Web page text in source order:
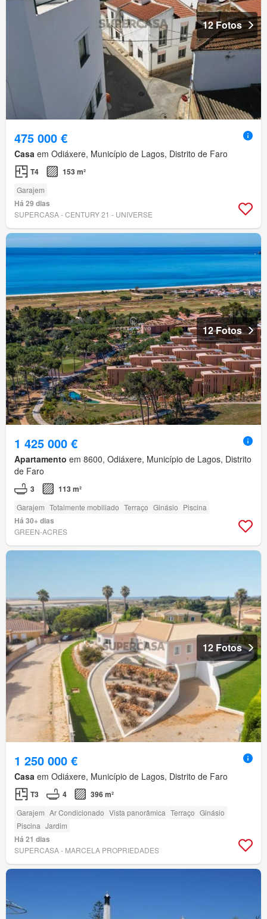
12 Fotos
475 000 €
Casa em Odiáxere, Município de Lagos, Distrito de Faro
T4 153 m²
Garajem
Há 29 dias
SUPERCASA - CENTURY 21 - UNIVERSE
12 Fotos
1 425 000 €
Apartamento em 8600, Odiáxere, Município de Lagos, Distrito
de Faro
3 113 m²
Garajem Totalmente mobiliado Terraço Ginásio Piscina
Há 30+ dias
GREEN-ACRES
12 Fotos
1 250 000 €
Casa em Odiáxere, Município de Lagos, Distrito de Faro
T3 4 396 m²
Garajem Ar Condicionado Vista panorâmica Terraço Ginásio
Piscina Jardim
Há 21 dias
SUPERCASA - MARCELA PROPRIEDADES